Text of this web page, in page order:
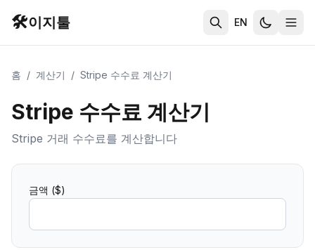
🛠️이지툴 EN
홈 / 계산기 / Stripe 수수료 계산기
Stripe 수수료 계산기
Stripe 거래 수수료를 계산합니다
금액 ($)